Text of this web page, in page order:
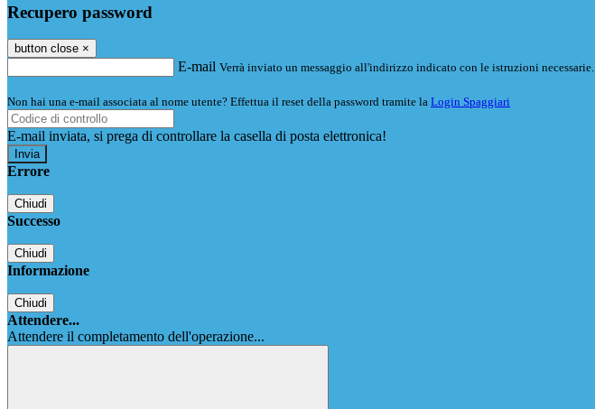
Recupero password
button close ×
E-mail Verrà inviato un messaggio all'indirizzo indicato con le istruzioni necessarie.
Non hai una e-mail associata al nome utente? Effettua il reset della password tramite la Login Spaggiari
E-mail inviata, si prega di controllare la casella di posta elettronica!
Errore
Chiudi
Successo
Chiudi
Informazione
Chiudi
Attendere...
Attendere il completamento dell'operazione...